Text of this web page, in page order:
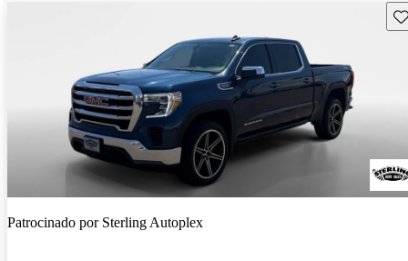
Patrocinado por Sterling Autoplex